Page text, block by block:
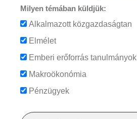
Milyen témában küldjük:
Alkalmazott közgazdaságtan
Elmélet
Emberi erőforrás tanulmányok
Makroökonómia
Pénzügyek